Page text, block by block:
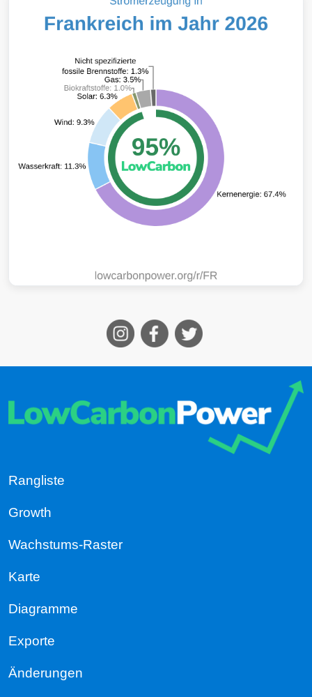
Rangliste
Growth
Wachstums-Raster
Karte
Diagramme
Exporte
Änderungen